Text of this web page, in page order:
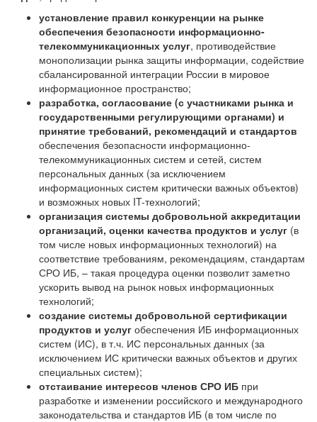
установление правил конкуренции на рынке
обеспечения безопасности информационно-
телекоммуникационных услуг, противодействие
монополизации рынка защиты информации, содействие
сбалансированной интеграции России в мировое
информационное пространство;
разработка, согласование (с участниками рынка и
государственными регулирующими органами) и
принятие требований, рекомендаций и стандартов
обеспечения безопасности информационно-
телекоммуникационных систем и сетей, систем
персональных данных (за исключением
информационных систем критически важных объектов)
и возможных новых IT-технологий;
организация системы добровольной аккредитации
организаций, оценки качества продуктов и услуг (в
том числе новых информационных технологий) на
соответствие требованиям, рекомендациям, стандартам
СРО ИБ, – такая процедура оценки позволит заметно
ускорить вывод на рынок новых информационных
технологий;
создание системы добровольной сертификации
продуктов и услуг обеспечения ИБ информационных
систем (ИС), в т.ч. ИС персональных данных (за
исключением ИС критически важных объектов и других
специальных систем);
отстаивание интересов членов СРО ИБ при
разработке и изменении российского и международного
законодательства и стандартов ИБ (в том числе по